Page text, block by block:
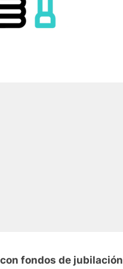
fondos de jubilación